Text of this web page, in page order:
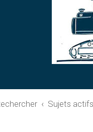
Sujets